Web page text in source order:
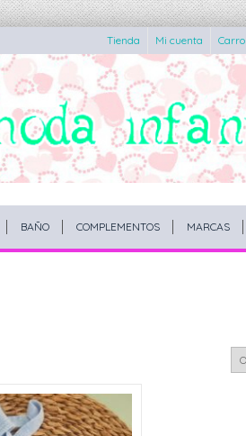
Tienda Mi cuenta Carro
BAÑO COMPLEMENTOS MARCAS